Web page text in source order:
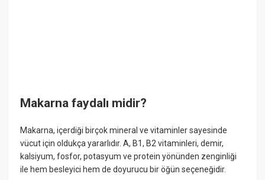
Makarna faydalı midir?
Makarna, içerdiği birçok mineral ve vitaminler sayesinde
vücut için oldukça yararlıdır. A, B1, B2 vitaminleri, demir,
kalsiyum, fosfor, potasyum ve protein yönünden zenginliği
ile hem besleyici hem de doyurucu bir öğün seçeneğidir.